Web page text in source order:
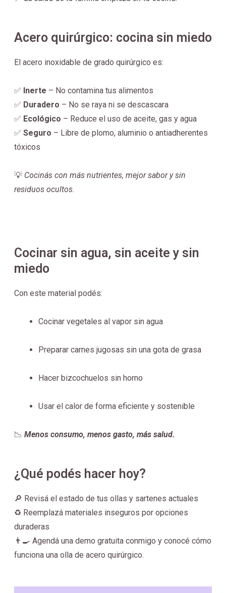
Acero quirúrgico: cocina sin miedo
El acero inoxidable de grado quirúrgico es:
✅ Inerte – No contamina tus alimentos
✅ Duradero – No se raya ni se descascara
✅ Ecológico – Reduce el uso de aceite, gas y agua
✅ Seguro – Libre de plomo, aluminio o antiadherentes
tóxicos
💡 Cocinás con más nutrientes, mejor sabor y sin
residuos ocultos.
Cocinar sin agua, sin aceite y sin
miedo
Con este material podés:
Cocinar vegetales al vapor sin agua
Preparar carnes jugosas sin una gota de grasa
Hacer bizcochuelos sin horno
Usar el calor de forma eficiente y sostenible
📉 Menos consumo, menos gasto, más salud.
¿Qué podés hacer hoy?
🔎 Revisá el estado de tus ollas y sartenes actuales
♻️ Reemplazá materiales inseguros por opciones
duraderas
👨‍🍳 Agendá una demo gratuita conmigo y conocé cómo
funciona una olla de acero quirúrgico.